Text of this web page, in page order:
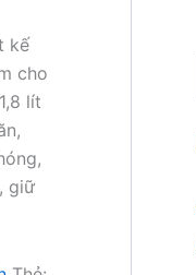
kế
cho
lít
giữ